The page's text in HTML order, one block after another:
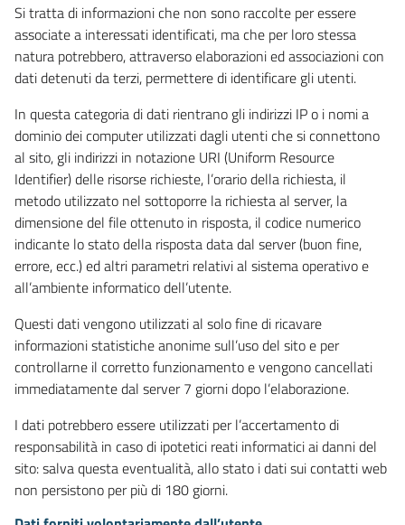
Si tratta di informazioni che non sono raccolte per essere
associate a interessati identificati, ma che per loro stessa
natura potrebbero, attraverso elaborazioni ed associazioni con
dati detenuti da terzi, permettere di identificare gli utenti.
In questa categoria di dati rientrano gli indirizzi IP o i nomi a
dominio dei computer utilizzati dagli utenti che si connettono
al sito, gli indirizzi in notazione URI (Uniform Resource
Identifier) delle risorse richieste, l’orario della richiesta, il
metodo utilizzato nel sottoporre la richiesta al server, la
dimensione del file ottenuto in risposta, il codice numerico
indicante lo stato della risposta data dal server (buon fine,
errore, ecc.) ed altri parametri relativi al sistema operativo e
all’ambiente informatico dell’utente.
Questi dati vengono utilizzati al solo fine di ricavare
informazioni statistiche anonime sull’uso del sito e per
controllarne il corretto funzionamento e vengono cancellati
immediatamente dal server 7 giorni dopo l’elaborazione.
I dati potrebbero essere utilizzati per l’accertamento di
responsabilità in caso di ipotetici reati informatici ai danni del
sito: salva questa eventualità, allo stato i dati sui contatti web
non persistono per più di 180 giorni.